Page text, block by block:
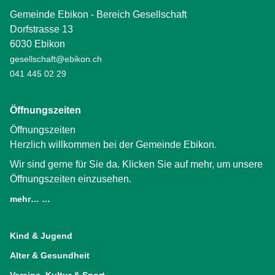
Gemeinde Ebikon - Bereich Gesellschaft
Dorfstrasse 13
6030 Ebikon
gesellschaft@ebikon.ch
041 445 02 29
Öffnungszeiten
Öffnungszeiten
Herzlich willkommen bei der Gemeinde Ebikon.
Wir sind gerne für Sie da. Klicken Sie auf mehr, um unsere
Öffnungszeiten einzusehen.
mehr… …
Kind & Jugend
Alter & Gesundheit